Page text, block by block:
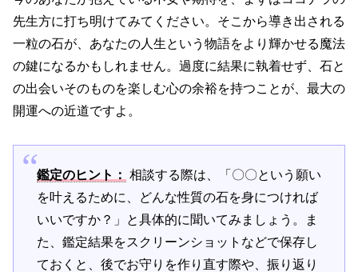
先生方に打ち明けてみてください。そこから導き出される
一粒の石が、あなたの人生という物語をより輝かせる魔法
の鍵になるかもしれません。過度に結果に執着せず、石と
の出会いそのものを楽しむ心の余裕を持つことが、最大の
開運への近道ですよ。
鑑定のヒント： 相談する際は、「〇〇という願い
を叶えるために、どんな性質の石を身につければ
いいですか？」と具体的に聞いてみましょう。ま
た、鑑定結果をスクリーンショットなどで保存し
ておくと、後でお守りを作り直す際や、振り返り